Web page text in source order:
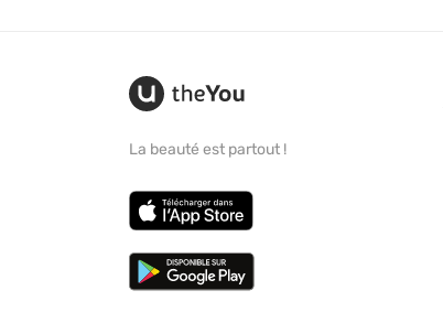
La beauté est partout !